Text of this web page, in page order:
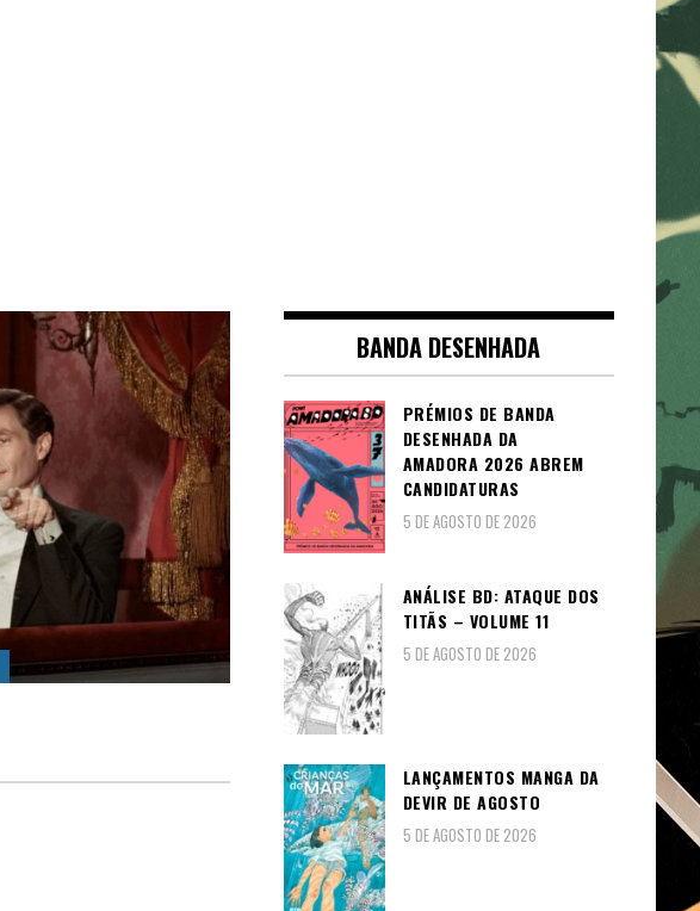
BANDA DESENHADA
PRÉMIOS DE BANDA
DESENHADA DA
AMADORA 2026 ABREM
CANDIDATURAS
5 DE AGOSTO DE 2026
ANÁLISE BD: ATAQUE DOS
TITÃS – VOLUME 11
5 DE AGOSTO DE 2026
LANÇAMENTOS MANGA DA
DEVIR DE AGOSTO
5 DE AGOSTO DE 2026